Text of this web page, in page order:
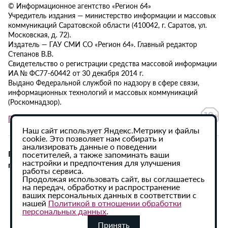
© Информационное агентство «Регион 64»
Учредитель издания — министерство информации и массовых
коммуникаций Саратовской области (410042, г. Саратов, ул.
Московская, д. 72).
Издатель — ГАУ СМИ СО «Регион 64». Главный редактор
Степанов В.В.
Свидетельство о регистрации средства массовой информации
ИА № ФС77-60442 от 30 декабря 2014 г.
Выдано Федеральной службой по надзору в сфере связи,
информационных технологий и массовых коммуникаций
(Роскомнадзор).
Политика в отношении обработки персональных данных
При использовании материалов сайта активная
гиперссылка на ИА «Регион 64» обязательна.
Наш сайт использует Яндекс.Метрику и файлы
cookie. Это позволяет нам собирать и
анализировать данные о поведении
посетителей, а также запоминать ваши
настройки и предпочтения для улучшения
работы сервиса.
Продолжая использовать сайт, вы соглашаетесь
на передач, обработку и распространение
ваших персональных данных в соответствии с
нашей Политикой в отношении обработки
персональных данных.
Принять